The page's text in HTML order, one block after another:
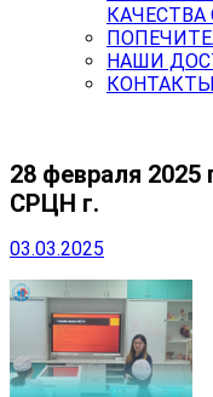
КАЧЕСТВА
НАШИ
КОНТАКТЫ
28 февраля 2025
СРЦН г.
03.03.2025